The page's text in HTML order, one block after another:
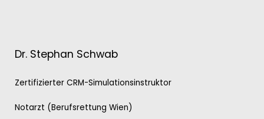
Dr. Stephan Schwab
Zertifizierter CRM-Simulationsinstruktor
Notarzt (Berufsrettung Wien)